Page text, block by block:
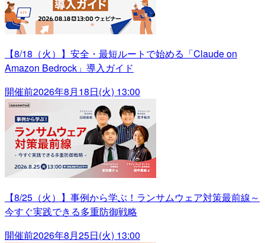
【8/18（火）】安全・最短ルートで始める「Claude on
Amazon Bedrock」導入ガイド
開催前2026年8月18日(火) 13:00
【8/25（火）】事例から学ぶ！ランサムウェア対策最前線～
今すぐ実践できる多重防御戦略
開催前2026年8月25日(火) 13:00